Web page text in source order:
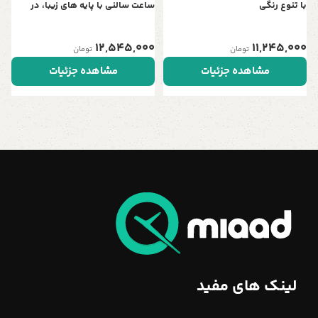
با تنوع رنگی
11,245,000 تومان
مشاهده جزئیات
ساعت سالنی با پایه های زیبا، در
12,545,000 تومان
مشاهده جزئیات
لینک های مفید